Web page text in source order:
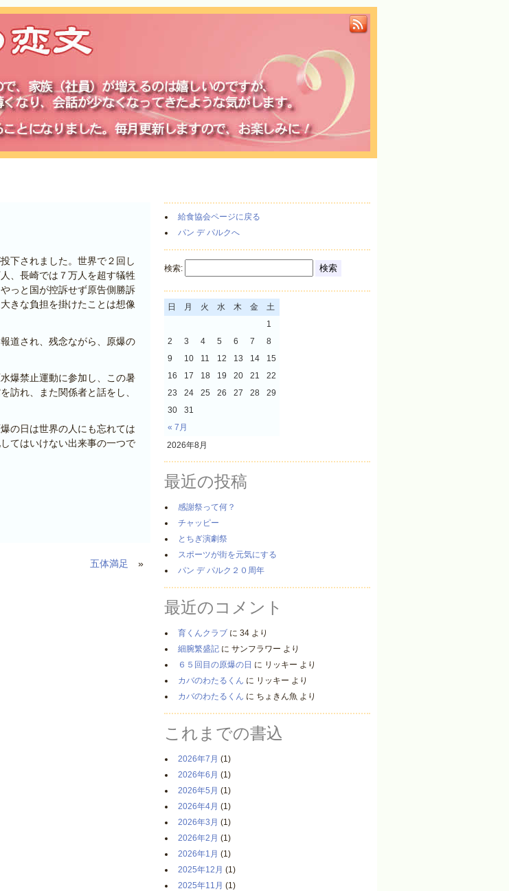
下されました。世界で２回し
、長崎では７万人を超す犠牲
っと国が控訴せず原告側勝訴
きな負担を掛けたことは想像
道され、残念ながら、原爆の
爆禁止運動に参加し、この暑
訪れ、また関係者と話をし、
の日は世界の人にも忘れては
てはいけない出来事の一つで
五体満足 »
給食協会ページに戻る
パン デ パルクへ
検索:
2026年8月
日 月 火 水 木 金 土
« 7月
1
2
3 4 5 6 7
8
9
10 11 12 13 14
15
16
17 18 19 20 21
22
23
24 25 26 27 28
29
30
31
最近の投稿
感謝祭って何？
チャッピー
とちぎ演劇祭
スポーツが街を元気にする
パン デ パルク２０周年
最近のコメント
育くんクラブ に 34 より
細腕繁盛記 に サンフラワー より
６５回目の原爆の日 に リッキー より
カバのわたるくん に リッキー より
カバのわたるくん に ちょきん魚 より
これまでの書込
2026年7月 (1)
2026年6月 (1)
2026年5月 (1)
2026年4月 (1)
2026年3月 (1)
2026年2月 (1)
2026年1月 (1)
2025年12月 (1)
2025年11月 (1)